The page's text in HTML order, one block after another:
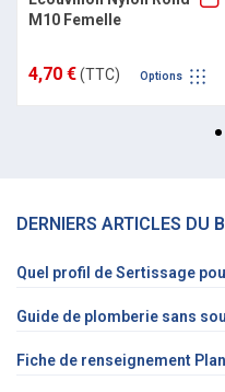
M10 Femelle
4,70 €(TTC) Options
DERNIERS ARTICLES DU
Quel profil de Sertissage
Guide de plomberie sans
Fiche de renseignement